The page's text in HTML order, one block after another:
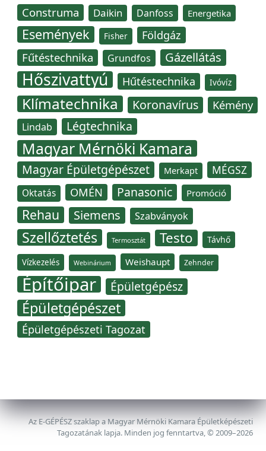
Construma Daikin Danfoss Energetika
Események Fisher Földgáz
Fűtéstechnika Grundfos Gázellátás
Hőszivattyú Hűtéstechnika Ivóvíz
Klímatechnika Koronavírus Kémény
Lindab Légtechnika
Magyar Mérnöki Kamara
Magyar Épületgépészet Merkapt MÉGSZ
Oktatás OMÉN Panasonic Promóció
Rehau Siemens Szabványok
Szellőztetés Termosztát Testo Távhő
Vízkezelés Webinárium Weishaupt Zehnder
Építőipar Épületgépész
Épületgépészet
Épületgépészeti Tagozat
Az E-GÉPÉSZ szaklap a Magyar Mérnöki Kamara Épületképészeti
Tagozatának lapja. Minden jog fenntartva, © 2009–2026